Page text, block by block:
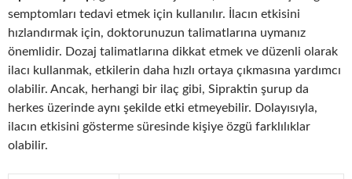
semptomları tedavi etmek için kullanılır. İlacın etkisini
hızlandırmak için, doktorunuzun talimatlarına uymanız
önemlidir. Dozaj talimatlarına dikkat etmek ve düzenli olarak
ilacı kullanmak, etkilerin daha hızlı ortaya çıkmasına yardımcı
olabilir. Ancak, herhangi bir ilaç gibi, Sipraktin şurup da
herkes üzerinde aynı şekilde etki etmeyebilir. Dolayısıyla,
ilacın etkisini gösterme süresinde kişiye özgü farklılıklar
olabilir.